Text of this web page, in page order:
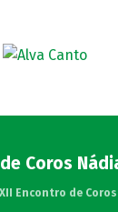
Coros
XII Encontro de